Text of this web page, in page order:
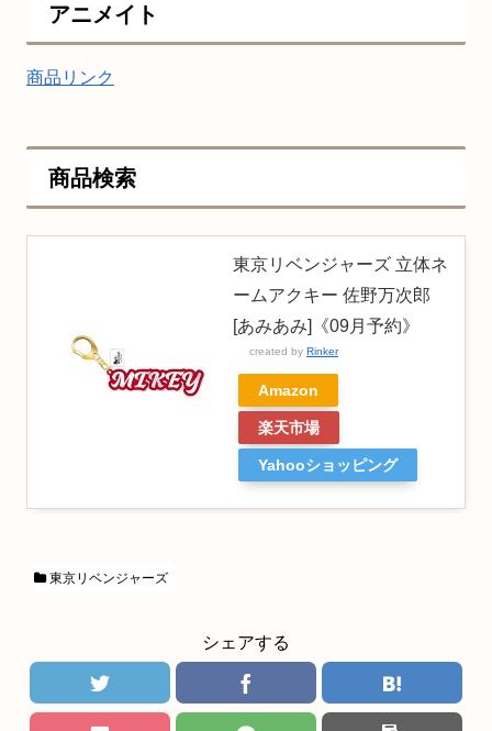
アニメイト
商品リンク
商品検索
東京リベンジャーズ 立体ネ
ームアクキー 佐野万次郎
[あみあみ]《09月予約》
created by Rinker
Amazon
楽天市場
Yahooショッピング
東京リベンジャーズ
シェアする